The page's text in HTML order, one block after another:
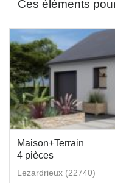
Ces éléments
Maison+Terrain
4 pièces
Lezardrieux (22740)